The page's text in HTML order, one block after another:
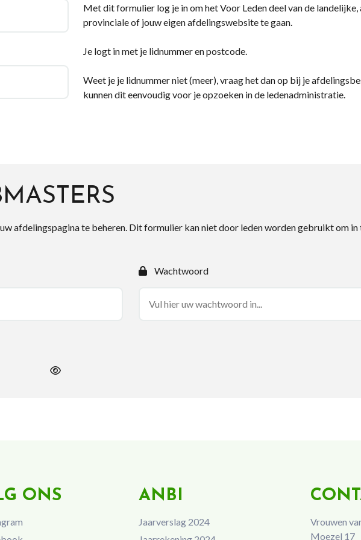
Met dit formulier log je in om het Voor Leden deel van de landelijke,
provinciale of jouw eigen afdelingswebsite te gaan.
Je logt in met je lidnummer en postcode.
Weet je je lidnummer niet (meer), vraag het dan op bij je
kunnen dit eenvoudig voor je opzoeken in de ledenadministratie.
afdelingspagina te beheren. Dit formulier kan niet door leden worden gebruikt om in
Wachtwoord
ONS ANBI
Jaarverslag 2024
Vrouwen
Moezel 17